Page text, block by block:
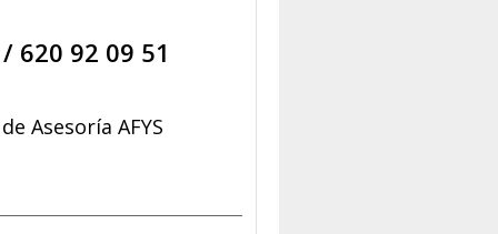
620 92 09 51
Asesoría AFYS